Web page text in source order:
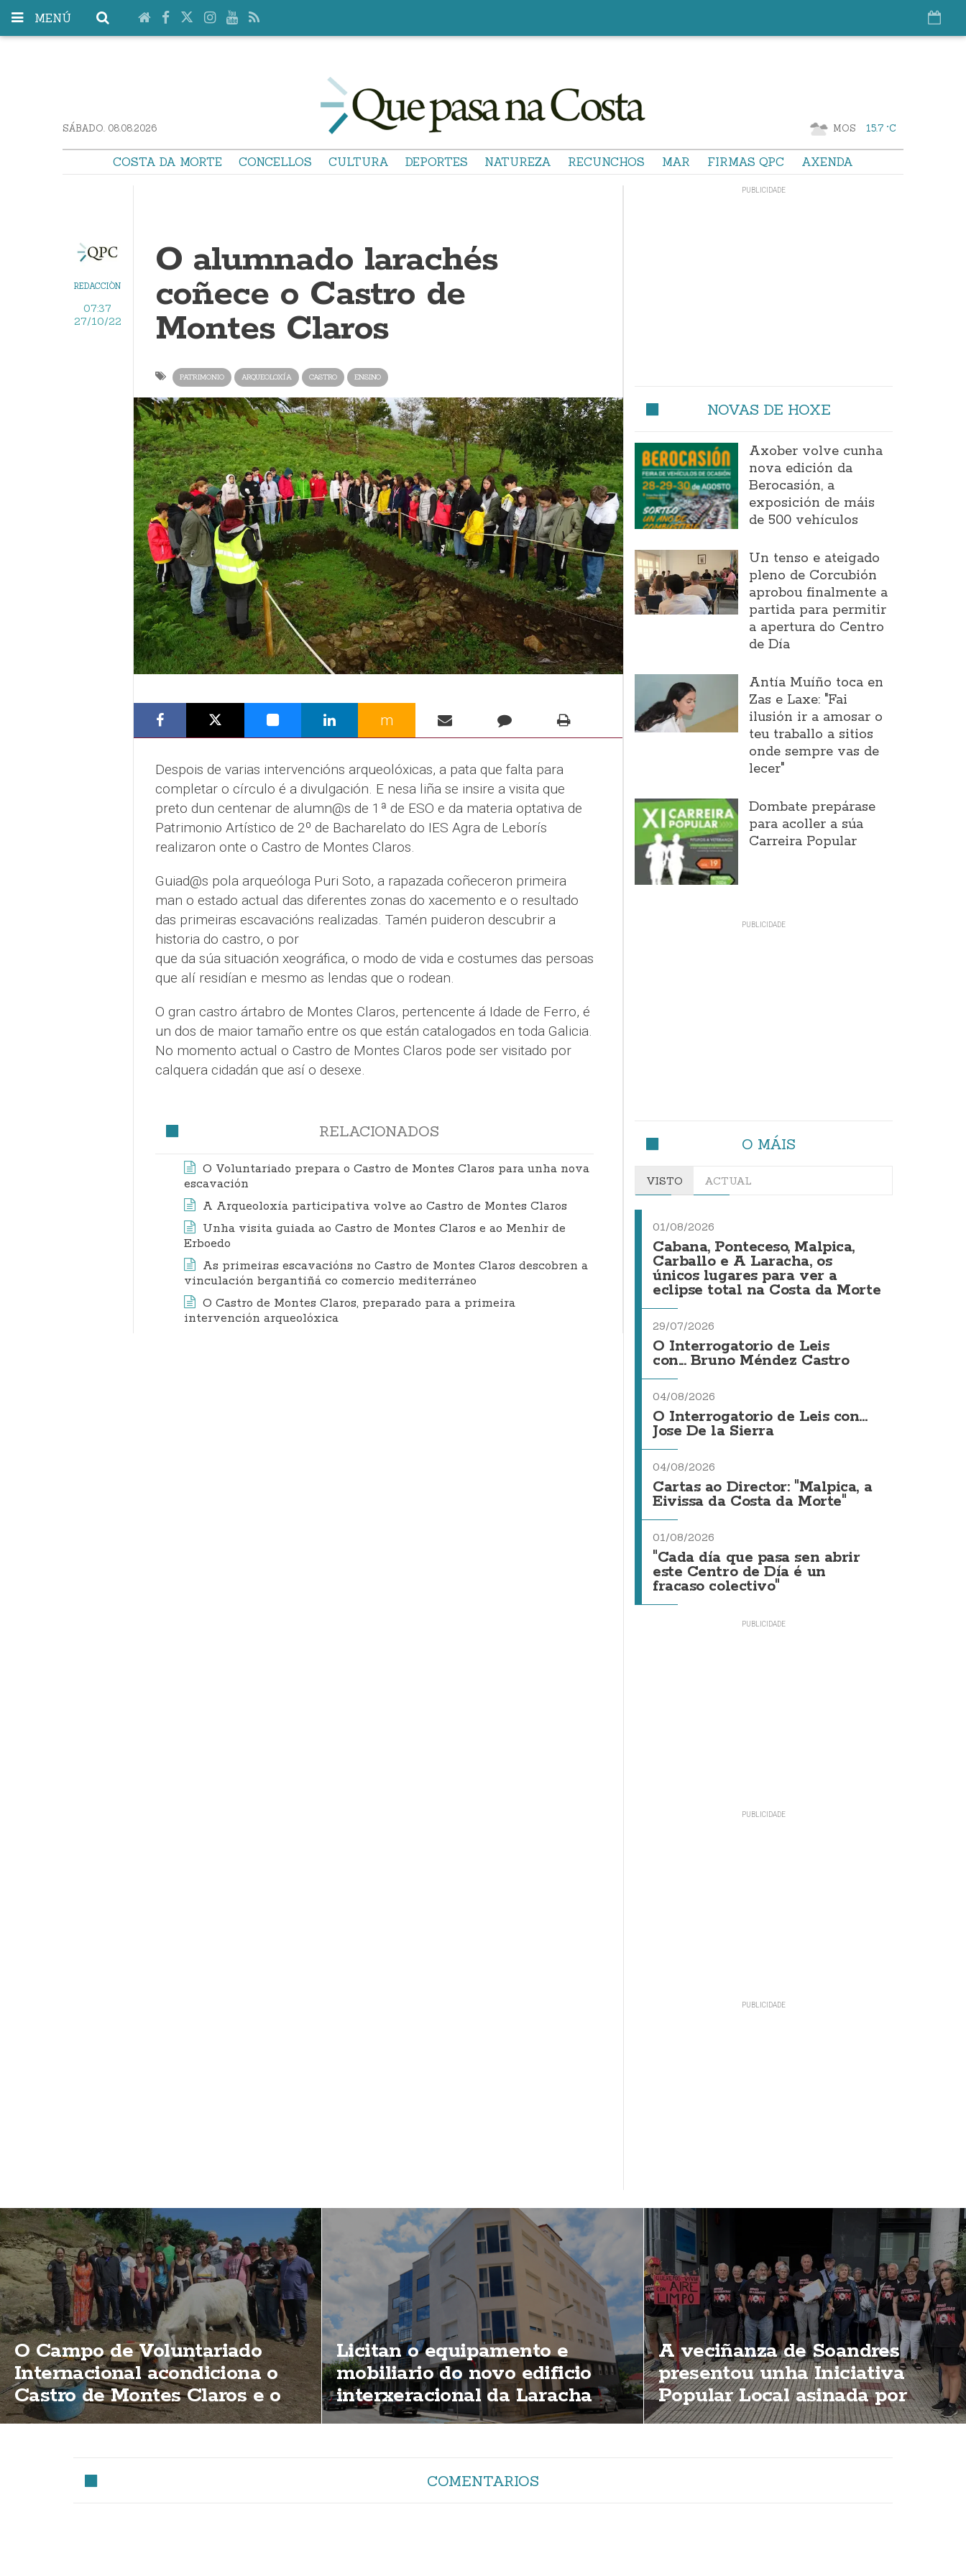
MENÚ
SÁBADO. 08.08.2026 MOS 15.7 °C
COSTA DA MORTE CONCELLOS CULTURA DEPORTES NATUREZA RECUNCHOS MAR FIRMAS QPC AXENDA
REDACCIÓN
07:37
27/10/22
O alumnado larachés
coñece o Castro de
Montes Claros
PATRIMONIO ARQUEOLOXÍA CASTRO ENSINO
m
Despois de varias intervencións arqueolóxicas, a pata que falta para
completar o círculo é a divulgación. E nesa liña se insire a visita que
preto dun centenar de alumn@s de 1ª de ESO e da materia optativa de
Patrimonio Artístico de 2º de Bacharelato do IES Agra de Leborís
realizaron onte o Castro de Montes Claros.
Guiad@s pola arqueóloga Puri Soto, a rapazada coñeceron primeira
man o estado actual das diferentes zonas do xacemento e o resultado
das primeiras escavacións realizadas. Tamén puideron descubrir a
historia do castro, o por
que da súa situación xeográfica, o modo de vida e costumes das persoas
que alí residían e mesmo as lendas que o rodean.
O gran castro ártabro de Montes Claros, pertencente á Idade de Ferro, é
un dos de maior tamaño entre os que están catalogados en toda Galicia.
No momento actual o Castro de Montes Claros pode ser visitado por
calquera cidadán que así o desexe.
RELACIONADOS
O Voluntariado prepara o Castro de Montes Claros para unha nova
escavación
A Arqueoloxía participativa volve ao Castro de Montes Claros
Unha visita guiada ao Castro de Montes Claros e ao Menhir de
Erboedo
As primeiras escavacións no Castro de Montes Claros descobren a
vinculación bergantiñá co comercio mediterráneo
O Castro de Montes Claros, preparado para a primeira
intervención arqueolóxica
NOVAS DE HOXE
Axober volve cunha
nova edición da
Berocasión, a
exposición de máis
de 500 vehículos
Un tenso e ateigado
pleno de Corcubión
aprobou finalmente a
partida para permitir
a apertura do Centro
de Día
Antía Muíño toca en
Zas e Laxe: "Fai
ilusión ir a amosar o
teu traballo a sitios
onde sempre vas de
lecer"
Dombate prepárase
para acoller a súa
Carreira Popular
O MÁIS
VISTO ACTUAL
01/08/2026
Cabana, Ponteceso, Malpica,
Carballo e A Laracha, os
únicos lugares para ver a
eclipse total na Costa da Morte
29/07/2026
O Interrogatorio de Leis
con... Bruno Méndez Castro
04/08/2026
O Interrogatorio de Leis con...
Jose De la Sierra
04/08/2026
Cartas ao Director: "Malpica, a
Eivissa da Costa da Morte"
01/08/2026
"Cada día que pasa sen abrir
este Centro de Día é un
fracaso colectivo"
O Campo de Voluntariado
Internacional acondiciona o
Castro de Montes Claros e o
Menhir de Erboedo
Licitan o equipamento e
mobiliario do novo edificio
interxeracional da Laracha
A veciñanza de Soandres
presentou unha Iniciativa
Popular Local asinada por
2.000 persoas para que o
COMENTARIOS